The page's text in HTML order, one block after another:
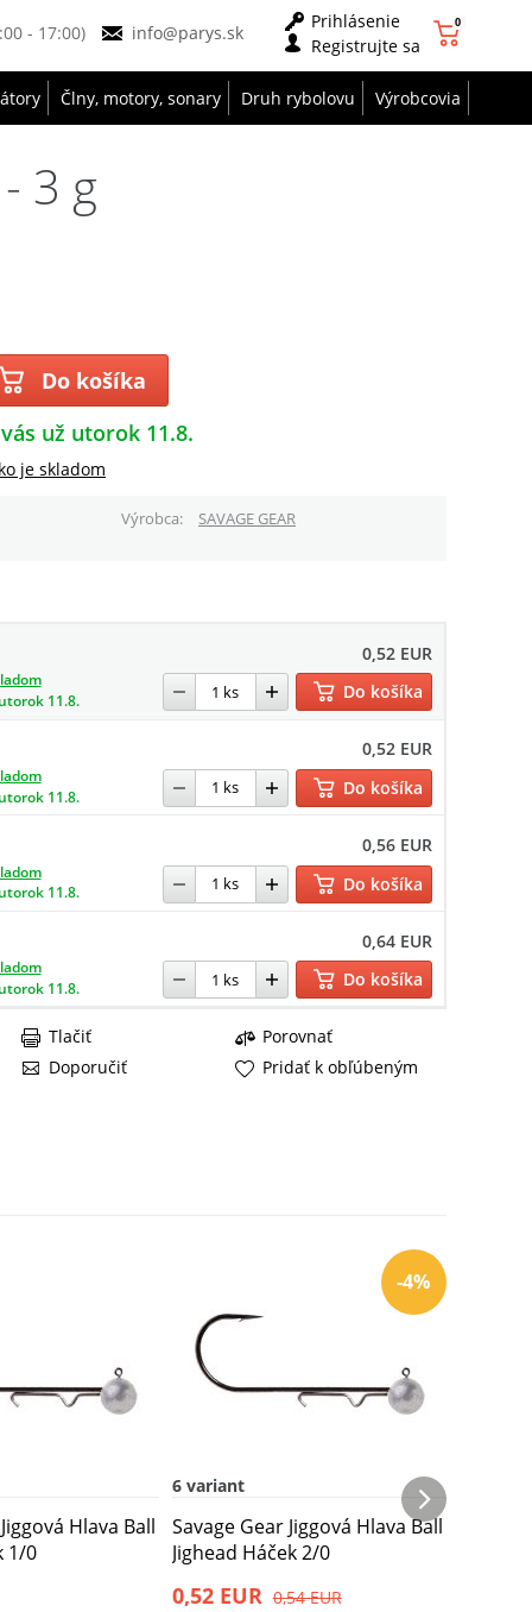
- 17:00) info@parys.sk
Prihlásenie
Registrujte sa
0
Člny, motory, sonary Druh rybolovu Výrobcovia
3 g
Do košíka
už utorok 11.8.
je skladom
Výrobca
SAVAGE GEAR
0,52 EUR
utorok 11.8.
Do košíka
0,52 EUR
utorok 11.8.
Do košíka
0,56 EUR
utorok 11.8.
Do košíka
0,64 EUR
utorok 11.8. Do košíka
Porovnať
Doporučiť
Tlačiť
Pridať k obľúbeným
Hlava Ball
1/0
-4%
6 variant
Savage Gear Jiggová Hlava Ball
Jighead Háček 2/0
0,52 EUR 0,54 EUR